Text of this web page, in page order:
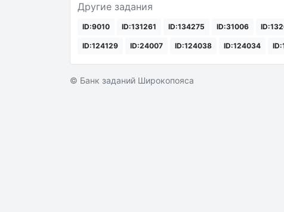
Другие задания
ID:9010 ID:131261 ID:134275 ID:31006
ID:124129 ID:24007 ID:124038 ID:124034
© Банк заданий Широкопояса